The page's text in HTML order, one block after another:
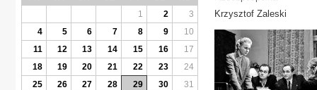
Krzysztof Zaleski
1
2
3
4
5 6 7 8 9
10
11
12 13 14 15 16
17
18
19 20 21 22 23
24
25
26 27 28 29 30 31